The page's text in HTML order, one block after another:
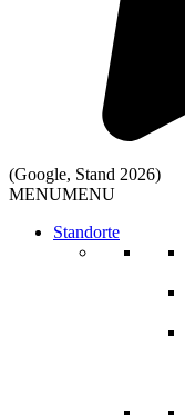
(Google, Stand 2026)
MENUMENU
Standorte